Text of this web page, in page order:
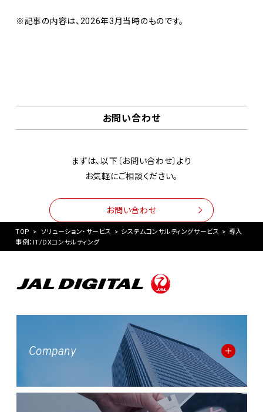
※記事の内容は、2026年3月当時のものです。
お問い合わせ
まずは、以下〔お問い合わせ〕より
お気軽にご相談ください。
お問い合わせ
TOP > ソリューション・サービス > システムコンサルティングサービス > 導入
事例：IT/DXコンサルティング
Company